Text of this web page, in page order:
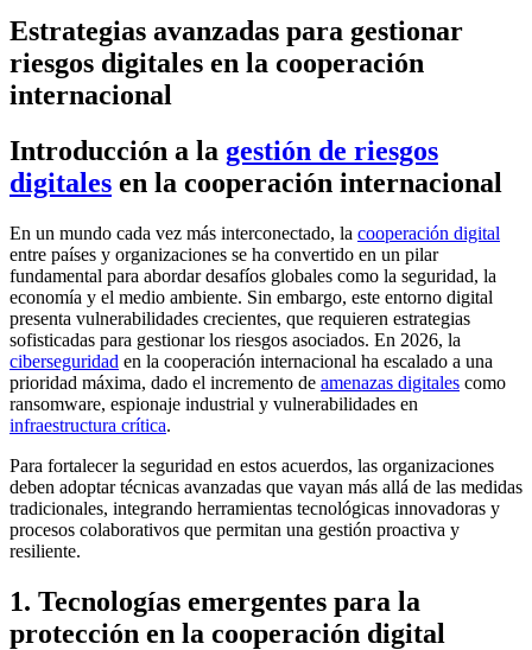
Estrategias avanzadas para gestionar
riesgos digitales en la cooperación
internacional
Introducción a la gestión de riesgos
digitales en la cooperación internacional
En un mundo cada vez más interconectado, la cooperación digital
entre países y organizaciones se ha convertido en un pilar
fundamental para abordar desafíos globales como la seguridad, la
economía y el medio ambiente. Sin embargo, este entorno digital
presenta vulnerabilidades crecientes, que requieren estrategias
sofisticadas para gestionar los riesgos asociados. En 2026, la
ciberseguridad en la cooperación internacional ha escalado a una
prioridad máxima, dado el incremento de amenazas digitales como
ransomware, espionaje industrial y vulnerabilidades en
infraestructura crítica.
Para fortalecer la seguridad en estos acuerdos, las organizaciones
deben adoptar técnicas avanzadas que vayan más allá de las medidas
tradicionales, integrando herramientas tecnológicas innovadoras y
procesos colaborativos que permitan una gestión proactiva y
resiliente.
1. Tecnologías emergentes para la
protección en la cooperación digital